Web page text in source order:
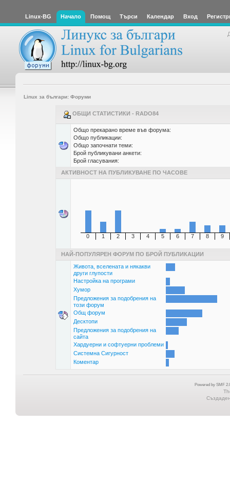
Linux-BG Начало Помощ Търси Календар Вход
Linux за българи: Форуми
ОБЩИ СТАТИСТИКИ - RADO84
Общо прекарано време във форума:
Общо публикации:
Общо започнати теми:
Брой публикувани анкети:
Брой гласувания:
АКТИВНОСТ НА ПУБЛИКУВАНЕ ПО ЧАСОВЕ
0 1 2 3 4 5 6 7 8 9
НАЙ-ПОПУЛЯРЕН ФОРУМ ПО БРОЙ ПУБЛИКАЦИИ
Живота, вселената и някакви
други глупости
Настройка на програми
Хумор
Предложения за подобрения на
този форум
Общ форум
Десктопи
Предложения за подобрения на
сайта
Хардуерни и софтуерни проблеми
Системна Сигурност
Коментар
Powered by SMF